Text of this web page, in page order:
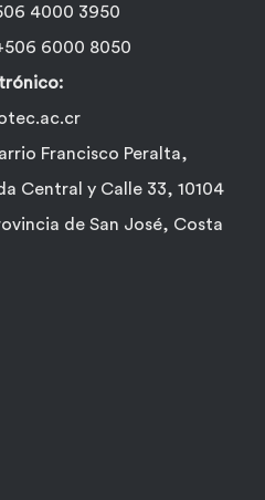
4000 3950
6000 8050
Francisco Peralta,
Central y Calle 33, 10104
de San José, Costa